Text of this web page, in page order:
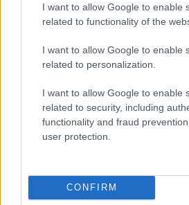
I want to allow Google to enable
related to functionality of the
I want to allow Google to enable
related to personalization.
I want to allow Google to enable
related to security, including
functionality and fraud
user protection.
CONFIRM
Temné stránky chalúp:
skrytých chýb, ktoré
vás môžu nepríjemne
DOM